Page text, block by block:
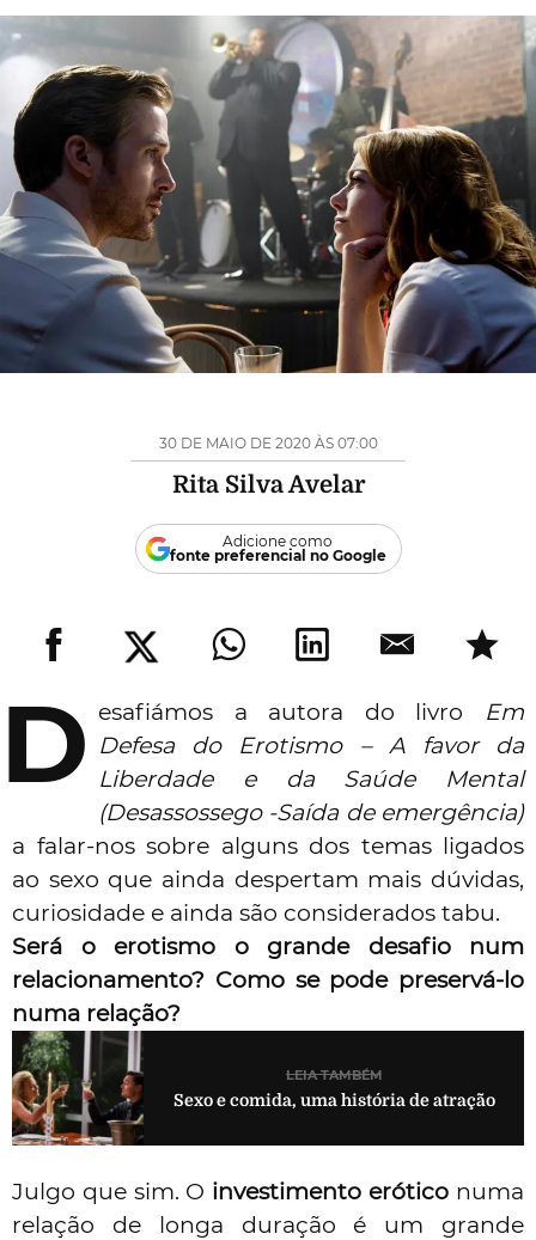
30 DE MAIO DE 2020 ÀS 07:00
Rita Silva Avelar
Adicione como
fonte preferencial no Google
D esafiámos a autora do livro Em
Defesa do Erotismo – A favor da
Liberdade e da Saúde Mental
(Desassossego -Saída de emergência)
a falar-nos sobre alguns dos temas ligados
ao sexo que ainda despertam mais dúvidas,
curiosidade e ainda são considerados tabu.
Será o erotismo o grande desafio num
relacionamento? Como se pode preservá-lo
numa relação?
LEIA TAMBÉM
Sexo e comida, uma história de atração
Julgo que sim. O investimento erótico numa
relação de longa duração é um grande